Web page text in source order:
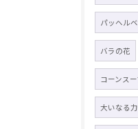
パッヘル
バラの花
コーンス
大いなる力